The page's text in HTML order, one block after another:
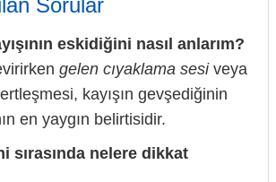
eskidiğini nasıl anlarım?
gelen cıyaklama sesiveya
kayışın gevşediğinin
en yaygın belirtisidir.
sırasında nelere dikkat